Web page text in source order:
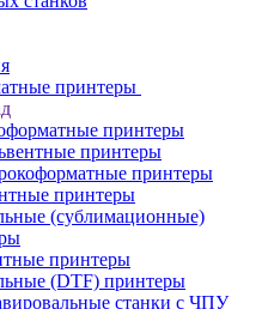
принтеры
принтеры
принтеры
принтеры
принтеры
(сублимационные)
принтеры
(DTF) принтеры
станки с ЧПУ